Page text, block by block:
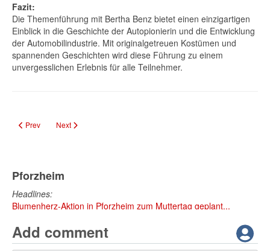
Fazit:
Die Themenführung mit Bertha Benz bietet einen einzigartigen
Einblick in die Geschichte der Autopionierin und die Entwicklung
der Automobilindustrie. Mit originalgetreuen Kostümen und
spannenden Geschichten wird diese Führung zu einem
unvergesslichen Erlebnis für alle Teilnehmer.
Previous article: Internationale Aktionstage für Gehörlose: Filmvorführung
Prev Next article: BarCamp Pforzheim 2024: Ungewöhnliche
Next
Pforzheim
Headlines:
Blumenherz-Aktion in Pforzheim zum Muttertag geplant...
Add comment